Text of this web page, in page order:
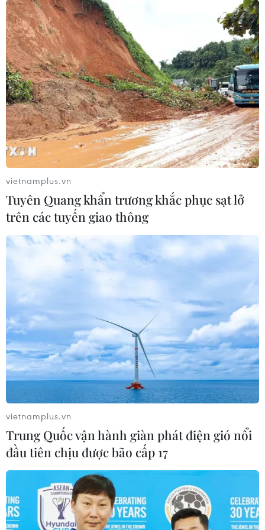
khu vực tư nhân.
Đằng sau thỏa thuận đầu tư 400 tỷ USD
của Trung Quốc vào Iran
23/04/2021 11:23
phần bức tranh toàn cảnh trong tầm nhìn của Bắc Kinh
ở Trung Đông. Nói cách khác, với Bắc Kinh, Tehran là
một quân cờ trên bàn cờ lớn ở khu vực.
vietnamplus.vn
Tuyên Quang khẩn trương khắc phục sạt lở
trên các tuyến giao thông
vietnamplus.vn
Trung Quốc vận hành giàn phát điện gió nổi
đầu tiên chịu được bão cấp 17